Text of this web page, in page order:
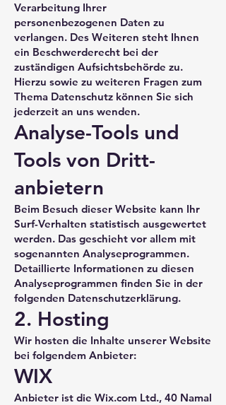
Verarbeitung Ihrer
personenbezogenen Daten zu
verlangen. Des Weiteren steht Ihnen
ein Beschwerderecht bei der
zuständigen Aufsichtsbehörde zu.
Hierzu sowie zu weiteren Fragen zum
Thema Datenschutz können Sie sich
jederzeit an uns wenden.
Analyse-Tools und
Tools von Dritt­
anbietern
Beim Besuch dieser Website kann Ihr
Surf-Verhalten statistisch ausgewertet
werden. Das geschieht vor allem mit
sogenannten Analyseprogrammen.
Detaillierte Informationen zu diesen
Analyseprogrammen finden Sie in der
folgenden Datenschutzerklärung.
2. Hosting
Wir hosten die Inhalte unserer Website
bei folgendem Anbieter:
WIX
Anbieter ist die Wix.com Ltd., 40 Namal